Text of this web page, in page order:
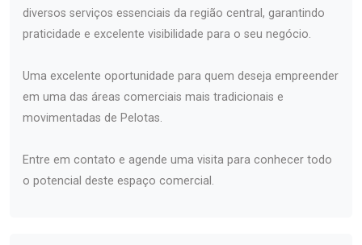
diversos serviços essenciais da região central, garantindo
praticidade e excelente visibilidade para o seu negócio.
Uma excelente oportunidade para quem deseja empreender
em uma das áreas comerciais mais tradicionais e
movimentadas de Pelotas.
Entre em contato e agende uma visita para conhecer todo
o potencial deste espaço comercial.